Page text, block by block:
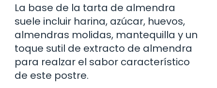
La base de la tarta de almendra
suele incluir harina, azúcar, huevos,
almendras molidas, mantequilla y un
toque sutil de extracto de almendra
para realzar el sabor característico
de este postre.